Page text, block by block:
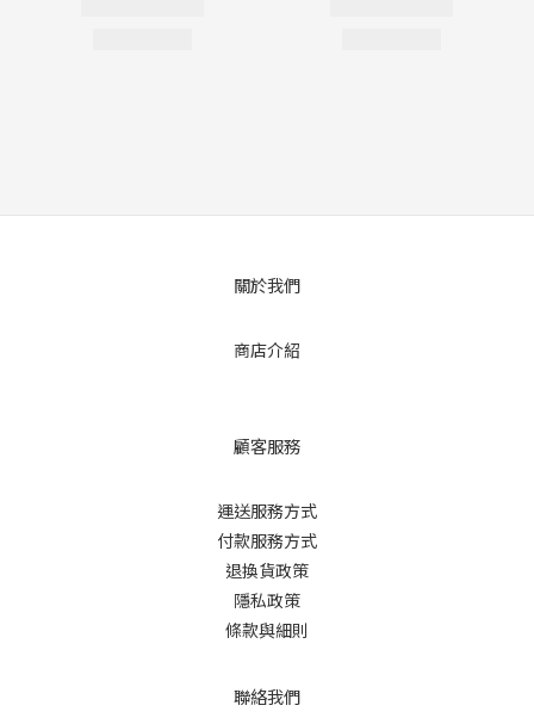
關於我們
商店介紹
顧客服務
運送服務方式
付款服務方式
退換貨政策
隱私政策
條款與細則
聯絡我們